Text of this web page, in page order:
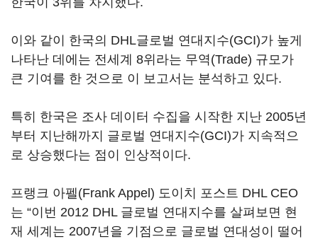
이와 같이 한국의 DHL글로벌 연대지수(GCI)가 높게
나타난 데에는 전세계 8위라는 무역(Trade) 규모가
큰 기여를 한 것으로 이 보고서는 분석하고 있다.
특히 한국은 조사 데이터 수집을 시작한 지난 2005년
부터 지난해까지 글로벌 연대지수(GCI)가 지속적으
로 상승했다는 점이 인상적이다.
프랭크 아펠(Frank Appel) 도이치 포스트 DHL CEO
는 “이번 2012 DHL 글로벌 연대지수를 살펴보면 현
재 세계는 2007년을 기점으로 글로벌 연대성이 떨어